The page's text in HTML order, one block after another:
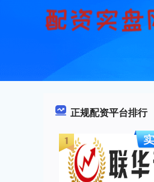
正规配资平台排行